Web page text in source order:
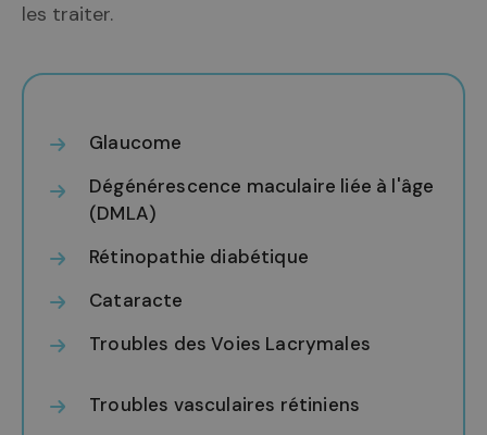
les traiter.
Glaucome
Dégénérescence maculaire liée à l'âge
(DMLA)
Rétinopathie diabétique
Cataracte
Troubles des Voies Lacrymales
Troubles vasculaires rétiniens